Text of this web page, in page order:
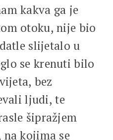
kakva ga je
otoku, nije bio
slijetalo u
se krenuti bilo
bez
ljudi, te
šipražjem
kojima se